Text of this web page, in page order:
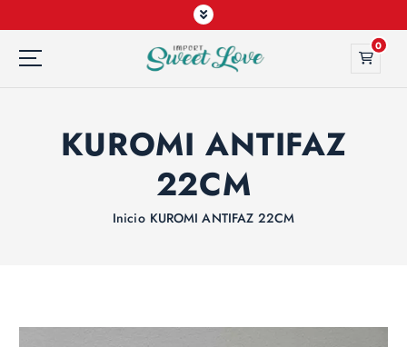
0
KUROMI ANTIFAZ
22CM
Inicio KUROMI ANTIFAZ 22CM